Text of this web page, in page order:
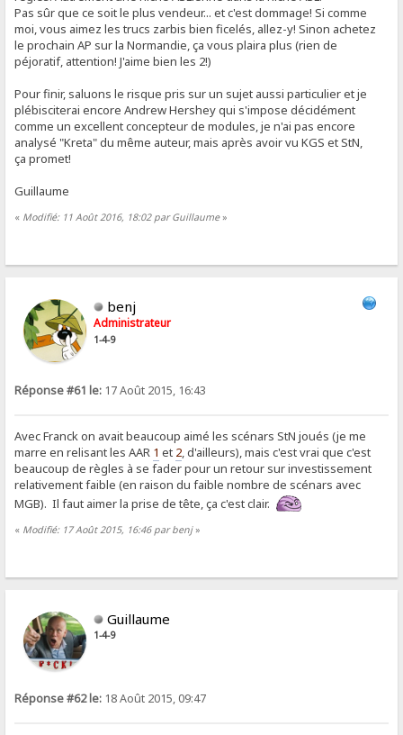
Pas sûr que ce soit le plus vendeur... et c'est dommage! Si comme
moi, vous aimez les trucs zarbis bien ficelés, allez-y! Sinon achetez
le prochain AP sur la Normandie, ça vous plaira plus (rien de
péjoratif, attention! J'aime bien les 2!)
Pour finir, saluons le risque pris sur un sujet aussi particulier et je
plébisciterai encore Andrew Hershey qui s'impose décidément
comme un excellent concepteur de modules, je n'ai pas encore
analysé "Kreta" du même auteur, mais après avoir vu KGS et StN,
ça promet!
Guillaume
« Modifié: 11 Août 2016, 18:02 par Guillaume»
benj
Administrateur
1-4-9
Réponse #61 le: 17 Août 2015, 16:43
Avec Franck on avait beaucoup aimé les scénars StN joués (je me
marre en relisant les AAR 1 et 2, d'ailleurs), mais c'est vrai que c'est
beaucoup de règles à se fader pour un retour sur investissement
relativement faible (en raison du faible nombre de scénars avec
MGB). Il faut aimer la prise de tête, ça c'est clair.
« Modifié: 17 Août 2015, 16:46 par benj»
Guillaume
1-4-9
Réponse #62 le: 18 Août 2015, 09:47